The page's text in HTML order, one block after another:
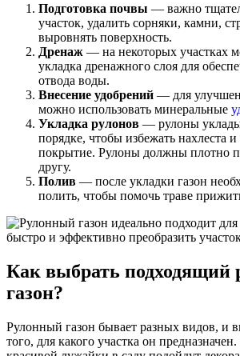
Подготовка почвы — важно
участок, удалить сорняки, камни,
выровнять поверхность.
Дренаж — на некоторых участках
укладка дренажного слоя для
отвода воды.
Внесение удобрений — для
можно использовать минеральные
Укладка рулонов — рулоны
порядке, чтобы избежать нахлеста и
покрытие. Рулоны должны плотно
другу.
Полив — после укладки газон
полить, чтобы помочь траве
Как выбрать подходящий
газон?
Рулонный газон бывает разных видов, и
того, для какого участка он